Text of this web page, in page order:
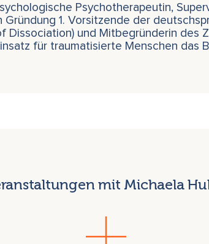
Psychotherapeutin,
1. Vorsitzende der
Dissociation) und Mitbegründerin des
für traumatisierte Menschen das
mit Michaela